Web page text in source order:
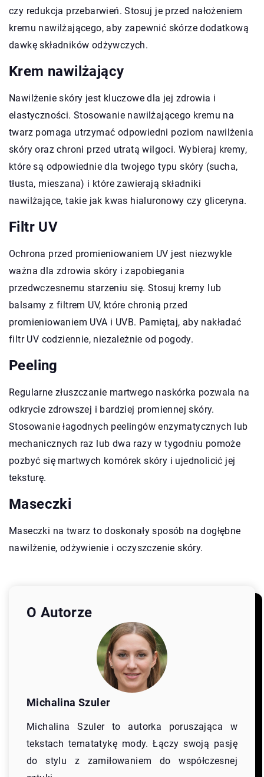
czy redukcja przebarwień. Stosuj je przed nałożeniem
kremu nawilżającego, aby zapewnić skórze dodatkową
dawkę składników odżywczych.
Krem nawilżający
Nawilżenie skóry jest kluczowe dla jej zdrowia i
elastyczności. Stosowanie nawilżającego kremu na
twarz pomaga utrzymać odpowiedni poziom nawilżenia
skóry oraz chroni przed utratą wilgoci. Wybieraj kremy,
które są odpowiednie dla twojego typu skóry (sucha,
tłusta, mieszana) i które zawierają składniki
nawilżające, takie jak kwas hialuronowy czy gliceryna.
Filtr UV
Ochrona przed promieniowaniem UV jest niezwykle
ważna dla zdrowia skóry i zapobiegania
przedwczesnemu starzeniu się. Stosuj kremy lub
balsamy z filtrem UV, które chronią przed
promieniowaniem UVA i UVB. Pamiętaj, aby nakładać
filtr UV codziennie, niezależnie od pogody.
Peeling
Regularne złuszczanie martwego naskórka pozwala na
odkrycie zdrowszej i bardziej promiennej skóry.
Stosowanie łagodnych peelingów enzymatycznych lub
mechanicznych raz lub dwa razy w tygodniu pomoże
pozbyć się martwych komórek skóry i ujednolicić jej
teksturę.
Maseczki
Maseczki na twarz to doskonały sposób na dogłębne
nawilżenie, odżywienie i oczyszczenie skóry.
O Autorze
Michalina Szuler
Michalina Szuler to autorka poruszająca w
tekstach tematatykę mody. Łączy swoją pasję
do stylu z zamiłowaniem do współczesnej